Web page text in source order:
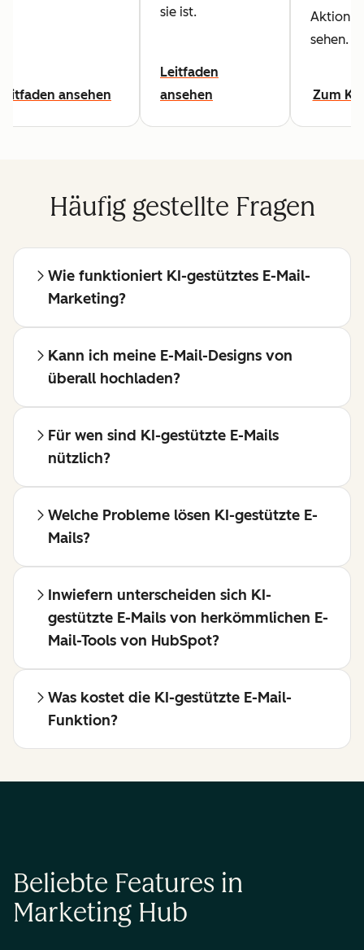
ansehen
sie ist.
Leitfaden
ansehen
Aktion
sehen.
Zum
Häufig gestellte Fragen
Wie funktioniert KI-gestütztes E-Mail-
Marketing?
Kann ich meine E-Mail-Designs von
überall hochladen?
Für wen sind KI-gestützte E-Mails
nützlich?
Welche Probleme lösen KI-gestützte E-
Mails?
Inwiefern unterscheiden sich KI-
gestützte E-Mails von herkömmlichen E-
Mail-Tools von HubSpot?
Was kostet die KI-gestützte E-Mail-
Funktion?
Beliebte Features in
Marketing Hub